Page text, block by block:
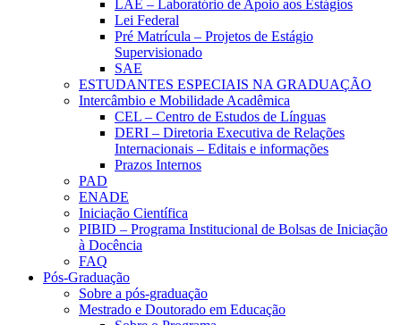
LAE – Laboratório de Apoio aos Estágios
Lei Federal
Pré Matrícula – Projetos de Estágio
Supervisionado
SAE
ESTUDANTES ESPECIAIS NA GRADUAÇÃO
Intercâmbio e Mobilidade Acadêmica
CEL – Centro de Estudos de Línguas
DERI – Diretoria Executiva de Relações
Internacionais – Editais e informações
Prazos Internos
PAD
ENADE
Iniciação Científica
PIBID – Programa Institucional de Bolsas de Iniciação
à Docência
FAQ
Pós-Graduação
Sobre a pós-graduação
Mestrado e Doutorado em Educação